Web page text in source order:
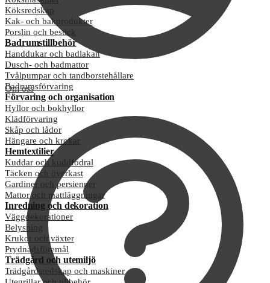
Om oss
Köksredskap
Kak- och bakprodukter
Porslin och bestick
Badrumstillbehör
Handdukar och badlakan
Dusch- och badmattor
Tvålpumpar och tandborstehållare
Badrumsförvaring
Förvaring och organisation
Hyllor och bokhyllor
Klädförvaring
Skåp och lådor
Hängare och krokar
Hemtextilier
Kuddar och kuddfodral
Täcken och överkast
Gardiner och persienner
Mattor och mattläggningar
Inredning och dekoration
Väggdekorationer
Belysning
Krukor och växter
Prydnadsföremål
Trädgård och utemiljö
Trädgårdsredskap och maskiner